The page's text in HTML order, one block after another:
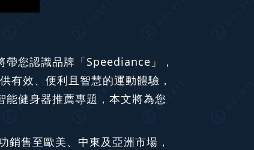
您認識品牌「Speediance」，
效、便利且智慧的運動體驗，
健身器推薦專題，本文將為您
售至歐美、中東及亞洲市場，